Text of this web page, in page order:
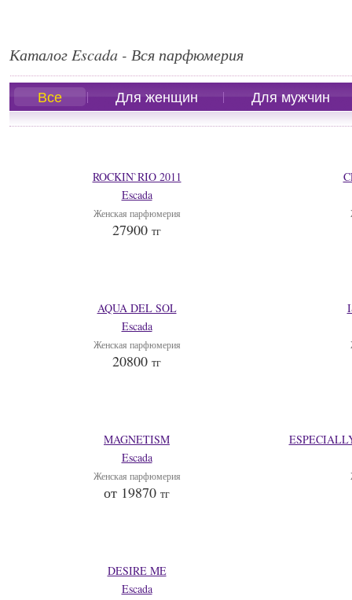
Каталог Escada - Вся парфюмерия
Все Для женщин Для мужчин
ROCKIN`RIO 2011
Escada
Женская парфюмерия
27900 тг
AQUA DEL SOL
Escada
Женская парфюмерия
20800 тг
MAGNETISM
Escada
Женская парфюмерия
от 19870 тг
DESIRE ME
Escada